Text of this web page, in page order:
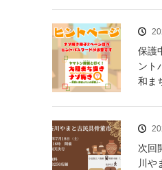
保護
ント
和ま
次回
川や